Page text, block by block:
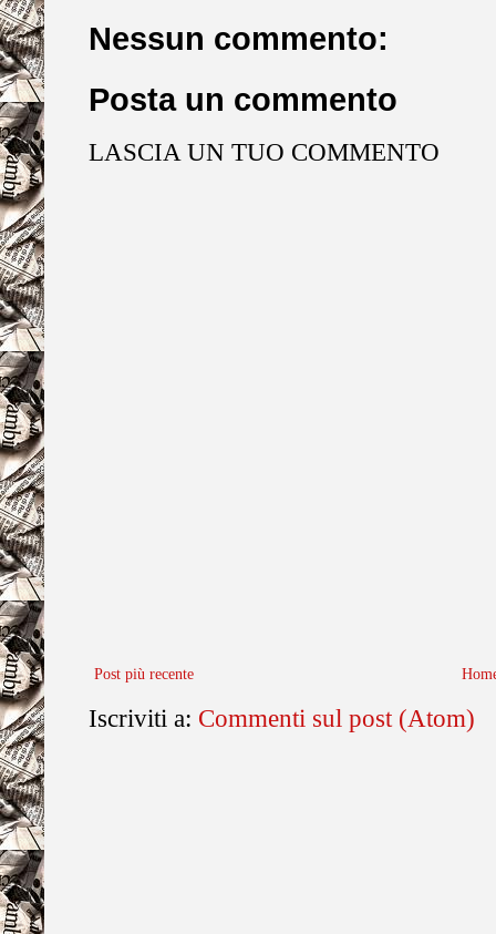
Nessun commento:
Posta un commento
LASCIA UN TUO COMMENTO
Post più recente
Iscriviti a: Commenti sul post (Atom)